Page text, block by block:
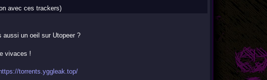
avec ces trackers)
aussi un oeil sur Utopeer ?
vivaces !
torrents.yggleak.top/